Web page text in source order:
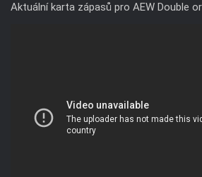
Aktuální karta zápasů pro AEW Double